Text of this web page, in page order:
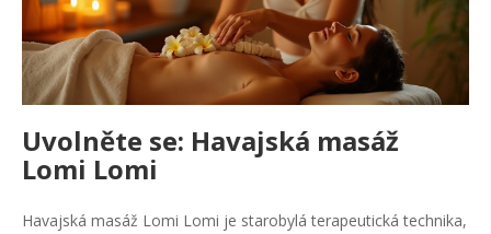
Uvolněte se: Havajská masáž
Lomi Lomi
Havajská masáž Lomi Lomi je starobylá terapeutická technika,